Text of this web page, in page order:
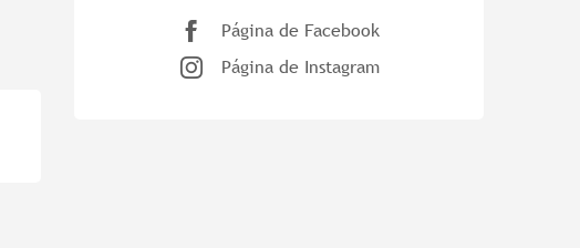
Página de Facebook
Página de Instagram